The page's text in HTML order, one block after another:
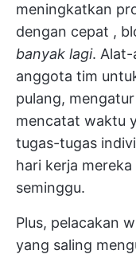
meningkatkan
dengan cepat ,
banyak lagi. Alat-
anggota tim
pulang,
mencatat waktu
tugas-tugas
hari kerja
seminggu.
Plus, pelacakan
yang saling